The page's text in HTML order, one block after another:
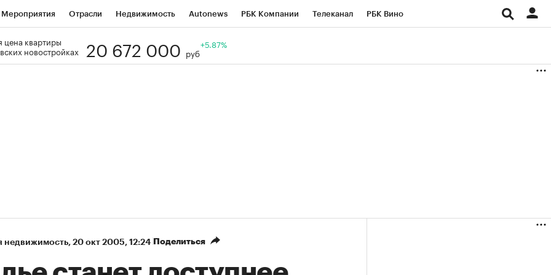
Мероприятия Отрасли Недвижимость Autonews РБК Компании Телеканал РБК Вино
Визионеры
цена квартиры
новостройках
20 672 000 руб
+5.87%
недвижимость⁠, 20 окт 2005, 12:24 Поделиться